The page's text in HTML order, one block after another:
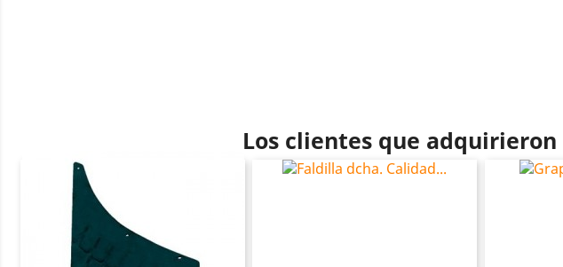
Los clientes que